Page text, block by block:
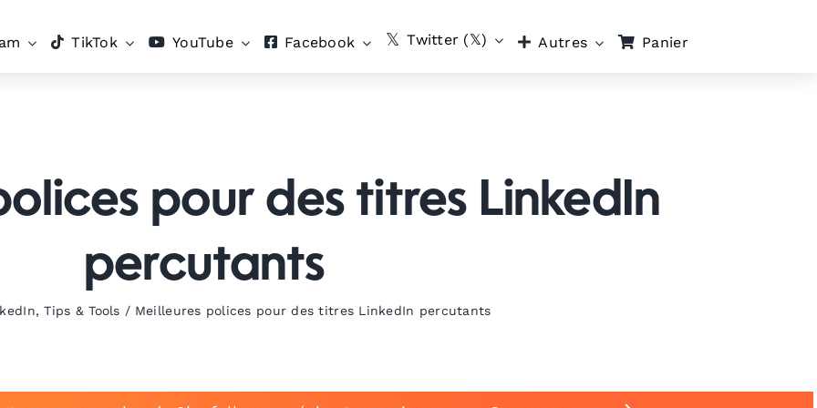
TikTok YouTube Facebook Twitter (𝕏) Autres Panier
pour des titres LinkedIn
percutants
,Tips & Tools / Meilleures polices pour des titres LinkedIn percutants